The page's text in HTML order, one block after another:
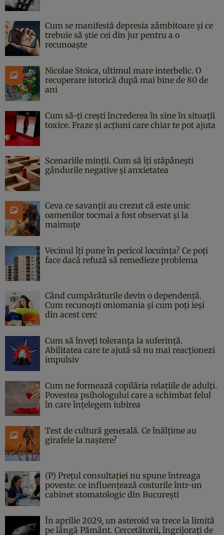
Cum se manifestă depresia zâmbitoare și ce
trebuie să știe cei din jur pentru a o
recunoaște
Nicolae Stoica, ultimul mare interbelic. O
recuperare istorică după mai bine de 80 de
ani
Cum să-ți crești încrederea în sine în situații
toxice. Fraze și acțiuni care chiar te pot ajuta
Scenariile minții. Cum să îți stăpânești
gândurile negative și anxietatea
Ceva ce savanții au crezut că este unic
oamenilor tocmai a fost observat și la
maimuțe
Vecinul îți pune în pericol locuința? Ce poți
face dacă refuză să remedieze problema
Când cumpărăturile devin o dependență.
Cum recunoști oniomania și cum poți ieși
din acest cerc
Cum să înveți toleranța la suferință.
Abilitatea care te ajută să nu mai reacționezi
impulsiv
Cum ne formează copilăria relațiile de adulți.
Povestea psihologului care a schimbat felul
în care înțelegem iubirea
Test de cultură generală. Ce înălțime au
girafele la naștere?
(P) Prețul consultației nu spune întreaga
poveste: ce influențează costurile într-un
cabinet stomatologic din București
În aprilie 2029, un asteroid va trece la limită
pe lângă Pământ. Cercetătorii, îngrijorați de